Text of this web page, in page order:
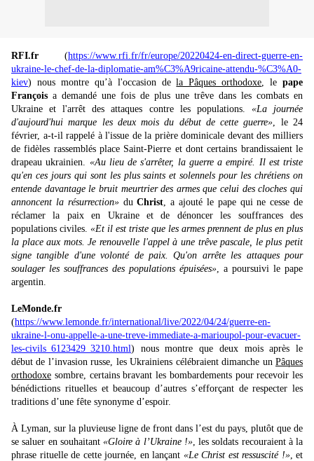
RFI.fr (https://www.rfi.fr/fr/europe/20220424-en-direct-guerre-en-
ukraine-le-chef-de-la-diplomatie-am%C3%A9ricaine-attendu-%C3%A0-
kiev) nous montre qu’à l'occasion dela Pâques orthodoxe, lepape
François a demandé une fois de plus une trêve dans les combats en
Ukraine et l'arrêt des attaques contre les populations. «La journée
d'aujourd'hui marque les deux mois du début de cette guerre», le 24
février, a-t-il rappelé à l'issue de la prière dominicale devant des milliers
de fidèles rassemblés place Saint-Pierre et dont certains brandissaient le
drapeau ukrainien. «Au lieu de s'arrêter, la guerre a empiré. Il est triste
qu'en ces jours qui sont les plus saints et solennels pour les chrétiens on
entende davantage le bruit meurtrier des armes que celui des cloches qui
annoncent la résurrection»duChrist, a ajouté le pape qui ne cesse de
réclamer la paix en Ukraine et de dénoncer les souffrances des
populations civiles. «Et il est triste que les armes prennent de plus en plus
la place aux mots. Je renouvelle l'appel à une trêve pascale, le plus petit
signe tangible d'une volonté de paix. Qu'on arrête les attaques pour
soulager les souffrances des populations épuisées», a poursuivi le pape
argentin.
LeMonde.fr
(https://www.lemonde.fr/international/live/2022/04/24/guerre-en-
ukraine-l-onu-appelle-a-une-treve-immediate-a-marioupol-pour-evacuer-
les-civils_6123429_3210.html) nous montre que deux mois après le
début de l’invasion russe, les Ukrainiens célébraient dimanche un Pâques
orthodoxe sombre, certains bravant les bombardements pour recevoir les
bénédictions rituelles et beaucoup d’autres s’efforçant de respecter les
traditions d’une fête synonyme d’espoir.
À Lyman, sur la pluvieuse ligne de front dans l’est du pays, plutôt que de
se saluer en souhaitant «Gloire à l’Ukraine !», les soldats recouraient à la
phrase rituelle de cette journée, en lançant «Le Christ est ressuscité !», et